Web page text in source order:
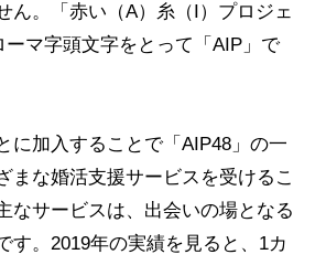
ん。「赤い（A）糸（I）プロジェ
ーマ字頭文字をとって「AIP」で
に加入することで「AIP48」の一
まな婚活支援サービスを受けるこ
なサービスは、出会いの場となる
す。2019年の実績を見ると、1カ